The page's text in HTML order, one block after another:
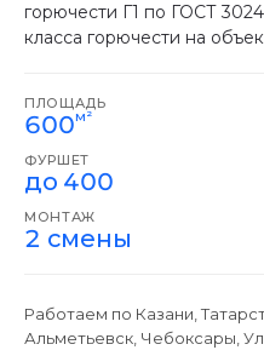
горючести Г1 по ГОСТ
класса горючести на
ПЛОЩАДЬ
600м²
ФУРШЕТ
до 400
МОНТАЖ
2 смены
Работаем по Казани,
Альметьевск, Чебоксары,